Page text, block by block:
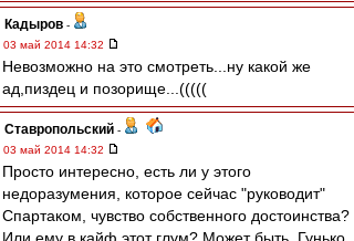
Кадыров -
03 май 2014 14:32
Невозможно на это смотреть...ну какой же
ад,пиздец и позорище...(((((
Ставропольский -
03 май 2014 14:32
Просто интересно, есть ли у этого
недоразумения, которое сейчас "руководит"
Спартаком, чувство собственного достоинства?